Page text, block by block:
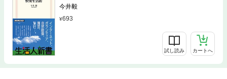
今井毅
693
試し読み カートへ